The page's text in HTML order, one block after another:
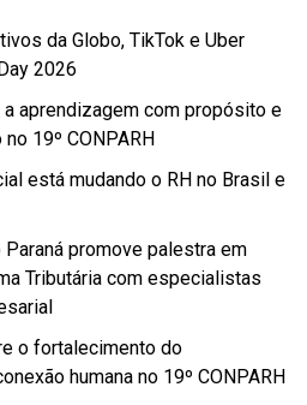
da Globo, TikTok e Uber
2026
aprendizagem com propósito e
19º CONPARH
está mudando o RH no Brasil e
promove palestra em
Tributária com especialistas
o fortalecimento do
humana no 19º CONPARH